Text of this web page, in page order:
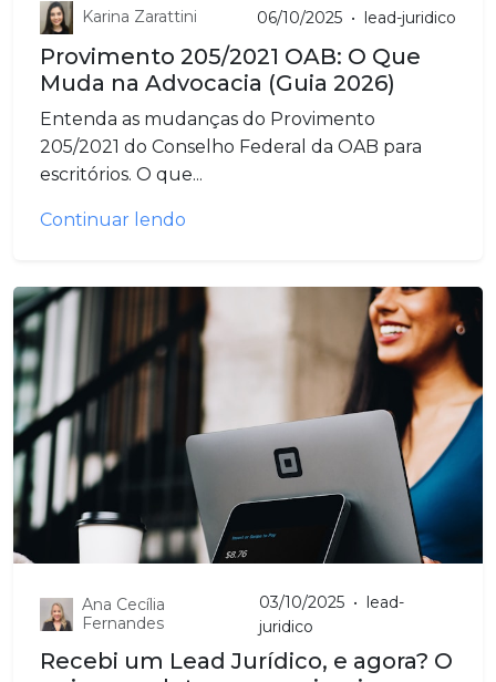
Karina Zarattini 06/10/2025 • lead-juridico
Provimento 205/2021 OAB: O Que
Muda na Advocacia (Guia 2026)
Entenda as mudanças do Provimento
205/2021 do Conselho Federal da OAB para
escritórios. O que...
Continuar lendo
Ana Cecília
Fernandes
03/10/2025 • lead-
juridico
Recebi um Lead Jurídico, e agora? O